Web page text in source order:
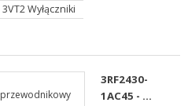
3VT2 Wyłączniki
3RF2430-
1AC45 - ...